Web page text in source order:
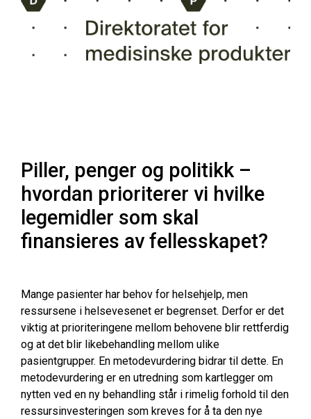
Piller, penger og politikk –
hvordan prioriterer vi hvilke
legemidler som skal
finansieres av fellesskapet?
Mange pasienter har behov for helsehjelp, men
ressursene i helsevesenet er begrenset. Derfor er det
viktig at prioriteringene mellom behovene blir rettferdig
og at det blir likebehandling mellom ulike
pasientgrupper. En metodevurdering bidrar til dette. En
metodevurdering er en utredning som kartlegger om
nytten ved en ny behandling står i rimelig forhold til den
ressursinvesteringen som kreves for å ta den nye